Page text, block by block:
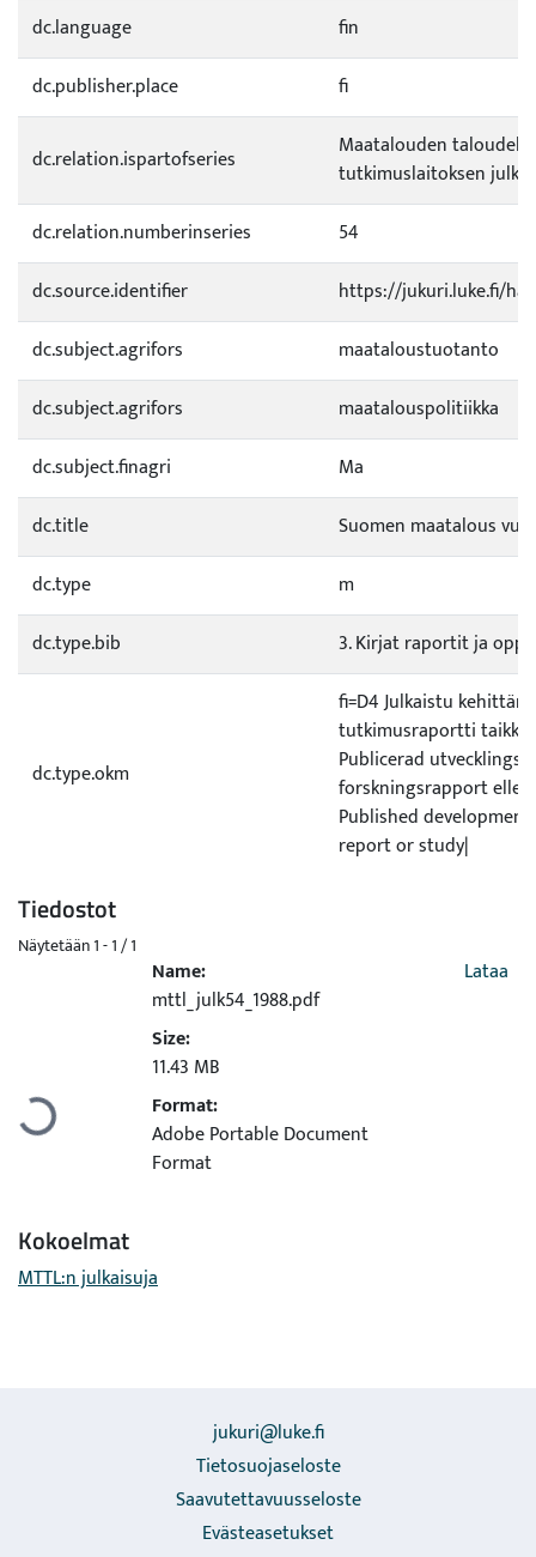
dc.language
fin
dc.publisher.place
fi
dc.relation.ispartofseries
Maatalouden
tutkimuslaitoksen
dc.relation.numberinseries
54
dc.source.identifier
https://jukuri.luke.fi/
dc.subject.agrifors
maataloustuotanto
dc.subject.agrifors
maatalouspolitiikka
dc.subject.finagri
Ma
dc.title
Suomen maatalous
dc.type
m
dc.type.bib
3. Kirjat raportit ja
dc.type.okm
fi=D4 Julkaistu
tutkimusraportti taikka
Publicerad utvecklings-
forskningsrapport eller
Published
report or study|
Tiedostot
Näytetään1 - 1 / 1
Ladataan...
Name:
mttl_julk54_1988.pdf
Size:
11.43 MB
Format:
Adobe Portable Document
Format
Lataa
Kokoelmat
MTTL:n julkaisuja
jukuri@luke.fi
Tietosuojaseloste
Saavutettavuusseloste
Evästeasetukset